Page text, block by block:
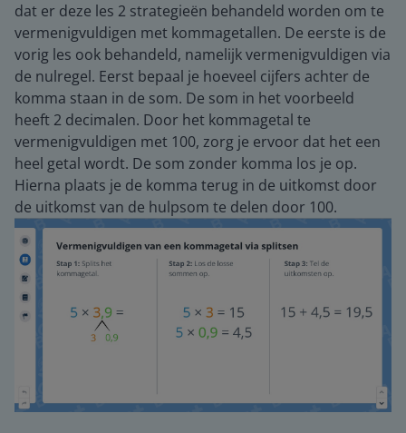
dat er deze les 2 strategieën behandeld worden om te
vermenigvuldigen met kommagetallen. De eerste is de
vorig les ook behandeld, namelijk vermenigvuldigen via
de nulregel. Eerst bepaal je hoeveel cijfers achter de
komma staan in de som. De som in het voorbeeld
heeft 2 decimalen. Door het kommagetal te
vermenigvuldigen met 100, zorg je ervoor dat het een
heel getal wordt. De som zonder komma los je op.
Hierna plaats je de komma terug in de uitkomst door
de uitkomst van de hulpsom te delen door 100.